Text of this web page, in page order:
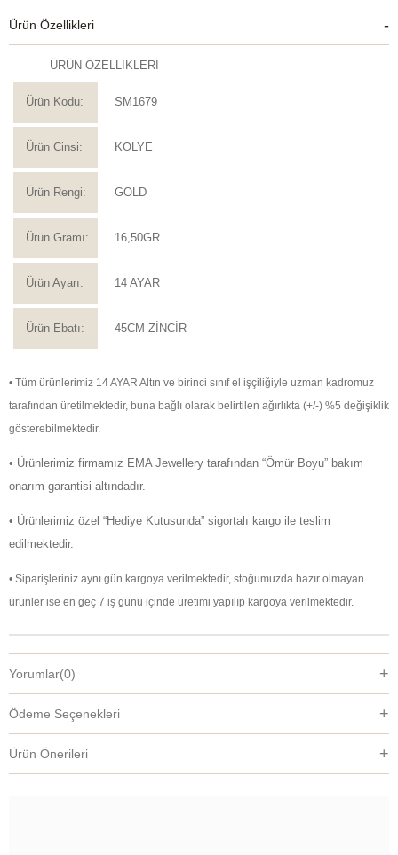
Ürün Özellikleri
ÜRÜN ÖZELLİKLERİ
Ürün Kodu: SM1679
Ürün Cinsi: KOLYE
Ürün Rengi: GOLD
Ürün Gramı: 16,50GR
Ürün Ayarı: 14 AYAR
Ürün Ebatı: 45CM ZİNCİR
• Tüm ürünlerimiz 14 AYAR Altın ve birinci sınıf el işçiliğiyle uzman kadromuz
tarafından üretilmektedir, buna bağlı olarak belirtilen ağırlıkta (+/-) %5 değişiklik
gösterebilmektedir.
• Ürünlerimiz firmamız EMA Jewellery tarafından “Ömür Boyu” bakım
onarım garantisi altındadır.
• Ürünlerimiz özel “Hediye Kutusunda” sigortalı kargo ile teslim
edilmektedir.
• Siparişleriniz aynı gün kargoya verilmektedir, stoğumuzda hazır olmayan
ürünler ise en geç 7 iş günü içinde üretimi yapılıp kargoya verilmektedir.
Yorumlar(0)
Ödeme Seçenekleri
Ürün Önerileri